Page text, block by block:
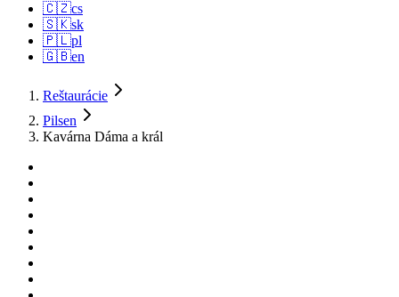
🇨🇿cs
🇸🇰sk
🇵🇱pl
🇬🇧en
Reštaurácie
Pilsen
Kavárna Dáma a král